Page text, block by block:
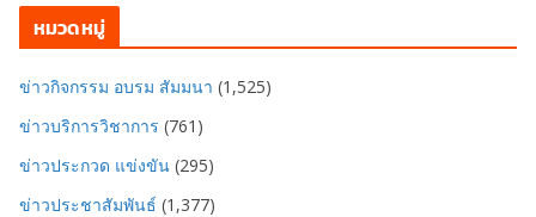
หมวดหมู่
ข่าวกิจกรรม อบรม สัมมนา (1,525)
ข่าวบริการวิชาการ (761)
ข่าวประกวด แข่งขัน (295)
ข่าวประชาสัมพันธ์ (1,377)